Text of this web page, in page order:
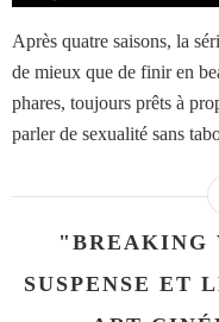
Après quatre saisons, la
de mieux que de finir en
phares, toujours prêts à
parler de sexualité sans
"BREAKING
SUSPENSE ET